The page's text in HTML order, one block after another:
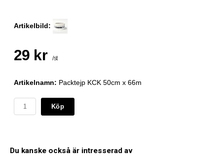
Artikelbild:
29 kr /st
Artikelnamn: Packtejp KCK 50cm x 66m
Köp
Du kanske också är intresserad av